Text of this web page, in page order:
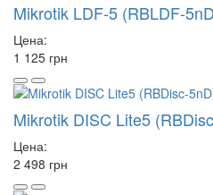
Mikrotik LDF-5 (RBLDF-
Цена:
1 125 грн
Mikrotik DISC Lite5
Цена:
2 498 грн